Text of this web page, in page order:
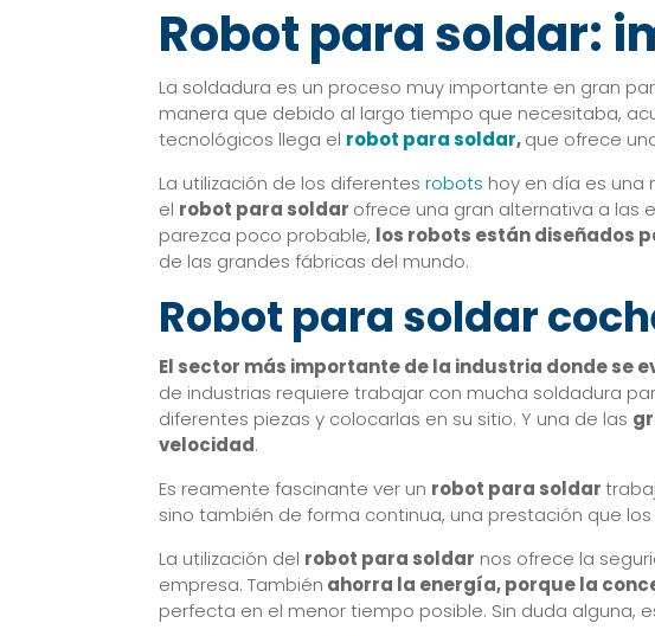
Robot para soldar:
La soldadura es un proceso muy importante en gran
manera que debido al largo tiempo que necesitaba,
tecnológicos llega el robot para soldar,que ofrece
La utilización de los diferentesrobots hoy en día es una
el robot para soldar ofrece una gran alternativa a las
parezca poco probable, los robots están diseñados
de las grandes fábricas del mundo.
Robot para soldar
El sector más importante de la industria donde se
de industrias requiere trabajar con mucha soldadura
diferentes piezas y colocarlas en su sitio. Y una de las
velocidad.
Es reamente fascinante ver un robot para soldar
sino también de forma continua, una prestación que
La utilización del robot para soldar nos ofrece la
empresa. También ahorra la energía, porque la
perfecta en el menor tiempo posible. Sin duda alguna,